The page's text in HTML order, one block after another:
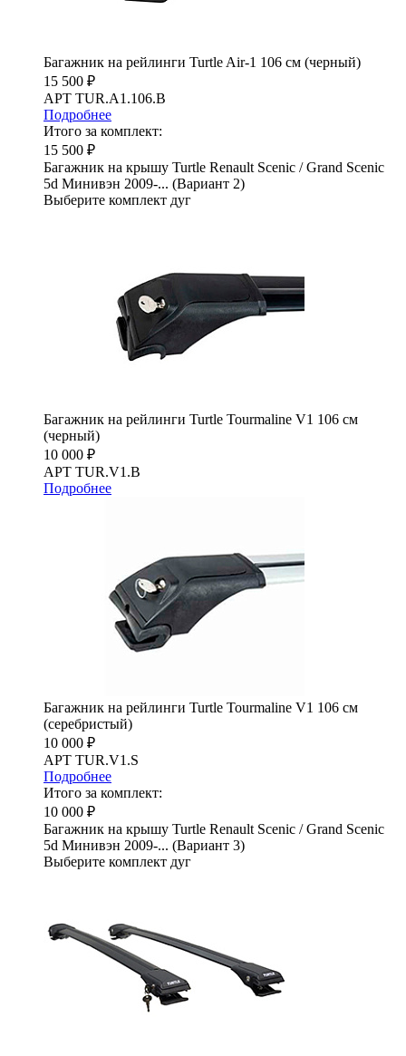
Багажник на рейлинги Turtle Air-1 106 см (черный)
15 500 ₽
АРТ TUR.A1.106.B
Подробнее
Итого за комплект:
15 500 ₽
Багажник на крышу Turtle Renault Scenic / Grand Scenic
5d Минивэн 2009-... (Вариант 2)
Выберите комплект дуг
Багажник на рейлинги Turtle Tourmaline V1 106 см
(черный)
10 000 ₽
АРТ TUR.V1.B
Подробнее
Багажник на рейлинги Turtle Tourmaline V1 106 см
(серебристый)
10 000 ₽
АРТ TUR.V1.S
Подробнее
Итого за комплект:
10 000 ₽
Багажник на крышу Turtle Renault Scenic / Grand Scenic
5d Минивэн 2009-... (Вариант 3)
Выберите комплект дуг